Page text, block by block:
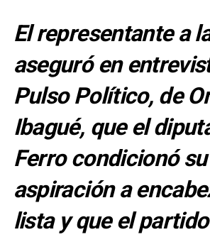
El representante a
aseguró en
Pulso Político, de
Ibagué, que el
Ferro condicionó su
aspiración a
lista y que el